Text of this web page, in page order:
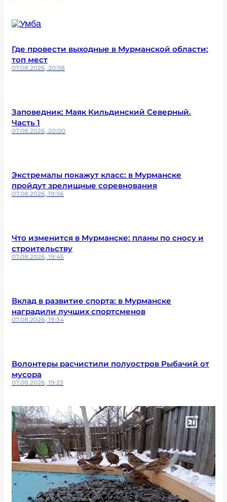
Где провести выходные в Мурманской области:
топ мест
07.08.2026, 20:58
Заповедник: Маяк Кильдинский Северный.
Часть 1
07.08.2026, 20:00
Экстремалы покажут класс: в Мурманске
пройдут зрелищные соревнования
07.08.2026, 19:56
Что изменится в Мурманске: планы по сносу и
строительству
07.08.2026, 19:45
Вклад в развитие спорта: в Мурманске
наградили лучших спортсменов
07.08.2026, 19:34
Волонтеры расчистили полуостров Рыбачий от
мусора
07.08.2026, 19:23